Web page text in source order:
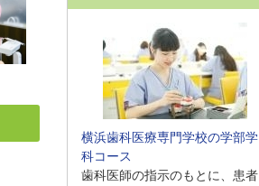
横浜歯科医療専門学校の学部学
科コース
歯科医師の指示のもとに、患者